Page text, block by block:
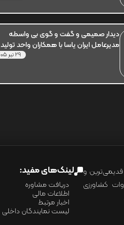
دیدار صمیمی و گفت و گوی بی واسطه
مدیرعامل ایران یاسا با همکاران واحد تولید
29 تیر 1405
و
کشاورزی
لینک‌های مفید:
دریافت مشاوره
اطلاعات مالی
اخبار مرتبط
لیست نمایندگان داخلی